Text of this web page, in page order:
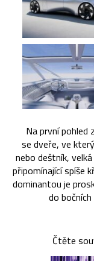
Na první pohled
se dveře, ve
nebo deštník,
připomínající spíše
dominantou je
do
Čtěte